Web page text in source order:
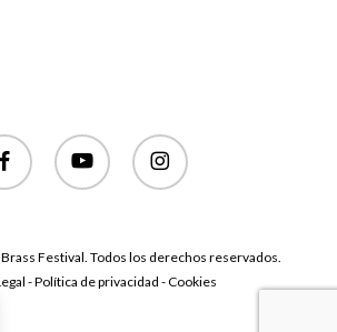
youtube instagram
Festival. Todos los derechos reservados.
- Política de privacidad - Cookies